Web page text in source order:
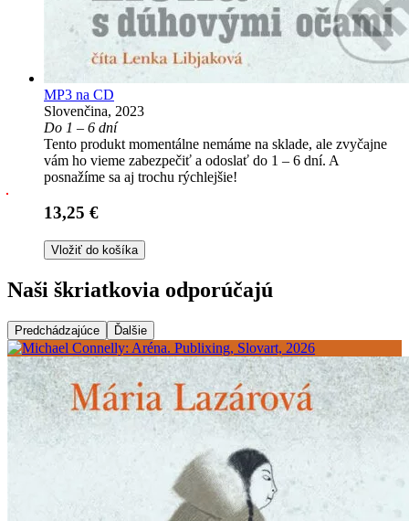
MP3 na CD
Slovenčina, 2023
Do 1 – 6 dní
Tento produkt momentálne nemáme na sklade, ale zvyčajne
vám ho vieme zabezpečiť a odoslať do 1 – 6 dní. A
posnažíme sa aj trochu rýchlejšie!
13,25 €
Vložiť do košíka
Naši škriatkovia odporúčajú
Predchádzajúce Ďalšie